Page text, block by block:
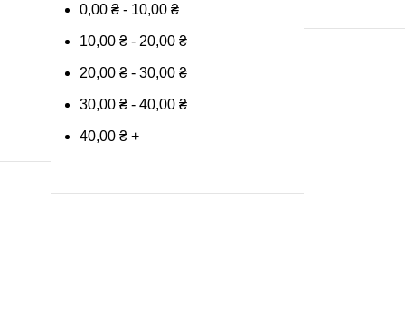
0,00 ₴ - 10,00 ₴
10,00 ₴ - 20,00 ₴
20,00 ₴ - 30,00 ₴
30,00 ₴ - 40,00 ₴
40,00 ₴ +